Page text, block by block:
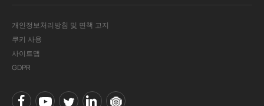
개인정보처리방침 및 면책 고지
쿠키 사용
사이트맵
GDPR